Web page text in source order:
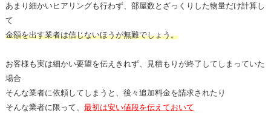
あまり細かいヒアリングも行わず、部屋数とざっくりした物量だけ計算し
て
金額を出す業者は信じないほうが無難でしょう。
お客様も実は細かい要望を伝えきれず、見積もりが終了してしまっていた
場合
そんな業者に依頼してしまうと、後々追加料金を請求されたり
そんな業者に限って、 最初は安い値段を伝えておいて